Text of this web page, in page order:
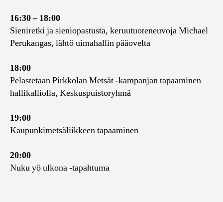
16:30 – 18:00
Sieniretki ja sieniopastusta, keruutuoteneuvoja Michael
Perukangas, lähtö uimahallin pääovelta
18:00
Pelastetaan Pirkkolan Metsät -kampanjan tapaaminen
hallikalliolla, Keskuspuistoryhmä
19:00
Kaupunkimetsäliikkeen tapaaminen
20:00
Nuku yö ulkona -tapahtuma